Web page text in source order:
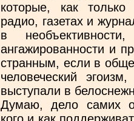
которые, как
радио, газетах и
в необъективности,
ангажированности и
странным, если в
человеческий
выступали в
Думаю, дело самих